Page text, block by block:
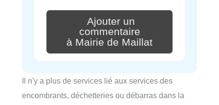
Ajouter un
commentaire
à Mairie de Maillat
Il n'y a plus de services lié aux services des
encombrants, déchetteries ou débarras dans la